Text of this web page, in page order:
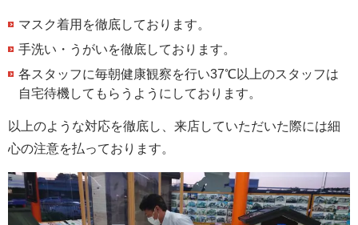
マスク着用を徹底しております。
手洗い・うがいを徹底しております。
各スタッフに毎朝健康観察を行い37℃以上のスタッフは
自宅待機してもらうようにしております。
以上のような対応を徹底し、来店していただいた際には細
心の注意を払っております。